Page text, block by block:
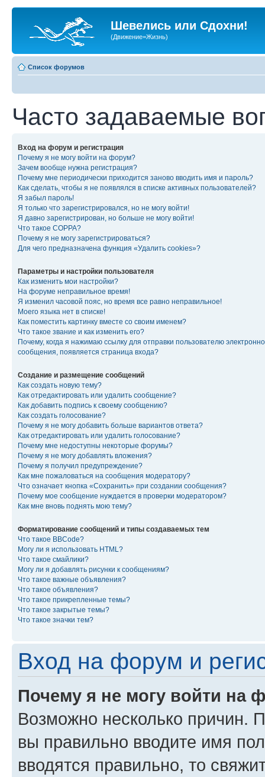
Шевелись или Сдохни!
(Движение=Жизнь)
Список форумов
Часто задаваемые
Вход на форум и регистрация
Почему я не могу войти на форум?
Зачем вообще нужна регистрация?
Почему мне периодически приходится заново вводить имя и пароль?
Как сделать, чтобы я не появлялся в списке активных пользователей?
Я забыл пароль!
Я только что зарегистрировался, но не могу войти!
Я давно зарегистрирован, но больше не могу войти!
Что такое COPPA?
Почему я не могу зарегистрироваться?
Для чего предназначена функция «Удалить cookies»?
Параметры и настройки пользователя
Как изменить мои настройки?
На форуме неправильное время!
Я изменил часовой пояс, но время все равно неправильное!
Моего языка нет в списке!
Как поместить картинку вместе со своим именем?
Что такое звание и как изменить его?
Почему, когда я нажимаю ссылку для отправки пользователю
сообщения, появляется страница входа?
Создание и размещение сообщений
Как создать новую тему?
Как отредактировать или удалить сообщение?
Как добавить подпись к своему сообщению?
Как создать голосование?
Почему я не могу добавить больше вариантов ответа?
Как отредактировать или удалить голосование?
Почему мне недоступны некоторые форумы?
Почему я не могу добавлять вложения?
Почему я получил предупреждение?
Как мне пожаловаться на сообщения модератору?
Что означает кнопка «Сохранить» при создании сообщения?
Почему мое сообщение нуждается в проверки модератором?
Как мне вновь поднять мою тему?
Форматирование сообщений и типы создаваемых тем
Что такое BBCode?
Могу ли я использовать HTML?
Что такое смайлики?
Могу ли я добавлять рисунки к сообщениям?
Что такое важные объявления?
Что такое объявления?
Что такое прикрепленные темы?
Что такое закрытые темы?
Что такое значки тем?
Вход на форум и
Почему я не могу войти на
Возможно несколько причин.
вы правильно вводите имя
вводятся правильно, то